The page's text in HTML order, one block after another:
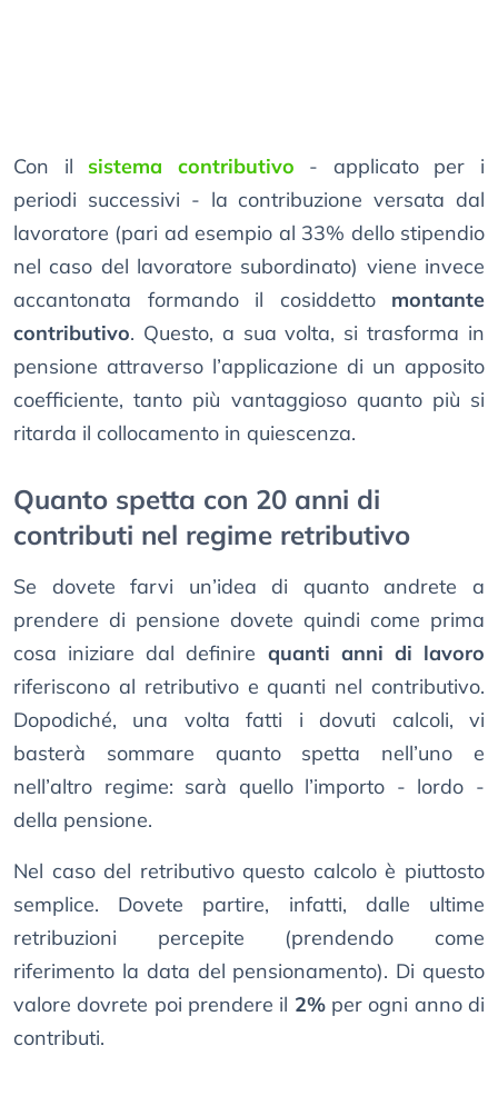
Con il sistema contributivo - applicato per i
periodi successivi - la contribuzione versata dal
lavoratore (pari ad esempio al 33% dello stipendio
nel caso del lavoratore subordinato) viene invece
accantonata formando il cosiddetto montante
contributivo. Questo, a sua volta, si trasforma in
pensione attraverso l’applicazione di un apposito
coefficiente, tanto più vantaggioso quanto più si
ritarda il collocamento in quiescenza.
Quanto spetta con 20 anni di
contributi nel regime retributivo
Se dovete farvi un’idea di quanto andrete a
prendere di pensione dovete quindi come prima
cosa iniziare dal definire quanti anni di lavoro
riferiscono al retributivo e quanti nel contributivo.
Dopodiché, una volta fatti i dovuti calcoli, vi
basterà sommare quanto spetta nell’uno e
nell’altro regime: sarà quello l’importo - lordo -
della pensione.
Nel caso del retributivo questo calcolo è piuttosto
semplice. Dovete partire, infatti, dalle ultime
retribuzioni percepite (prendendo come
riferimento la data del pensionamento). Di questo
valore dovrete poi prendere il 2%per ogni anno di
contributi.